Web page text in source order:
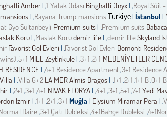
Amber| ,1 Yatak Odası Binghatti Onyx | ,Royal Süit
| ,Rayana Trump mansionsTürkiye| İstanbul
Gyo Sultanbeyli Premium suits | ,Premium suits
Koru| ,Maslak Korudemir life | ,demir lifeSkyland
Favorist Gol Evleri | ,Favorist Gol Evleri Bomonti
,5+1 MIEL Zeytinkule| ,3+1 ,2+1 MEDENİYETLER
RESIDENCE | ,4+1 Residence Apartment,3+1 Residence
| ,Villa 6+2 LA MER Almis Dragos | ,1+1 ,2+1 ,1+1 B,0+1 B
| ,2+1 ,3+1 ,4+1 NIVAK FLORYA | ,4+1,3+1,5+1 ,7+1Yedi
İzmir | ,1+1 ,2+1 ,3+1 Muğla Elysium Miramar Pera | ,
Daire ,3+1 Çatı Dubleksi ,4+1Bahçe Dubleksi ,